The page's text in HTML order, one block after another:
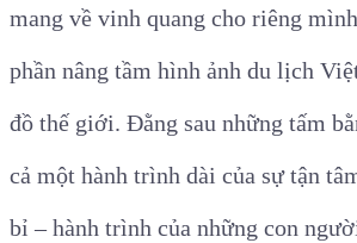
mang về vinh quang cho riêng
phần nâng tầm hình ảnh du lịch
đồ thế giới. Đằng sau những tấm
cả một hành trình dài của sự tận
bỉ – hành trình của những con